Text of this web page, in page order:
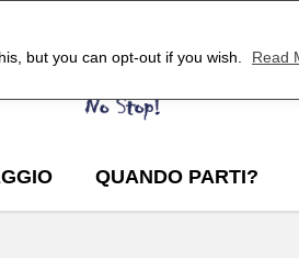
but you can opt-out if you wish. Read
QUANDO PARTI?